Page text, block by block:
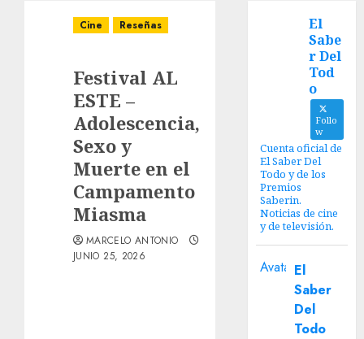
Cine Reseñas
Festival AL
ESTE –
Adolescencia,
Sexo y
Muerte en el
Campamento
Miasma
MARCELO ANTONIO
JUNIO 25, 2026
El
Sabe
r Del
Tod
o
Follo
w
Cuenta oficial de
El Saber Del
Todo y de los
Premios
Saberin.
Noticias de cine
y de televisión.
Avatar El
Saber
Del
Todo